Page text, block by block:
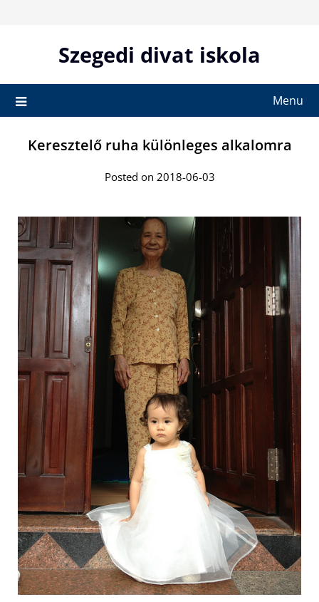
Szegedi divat iskola
Menu
Keresztelő ruha különleges alkalomra
Posted on 2018-06-03